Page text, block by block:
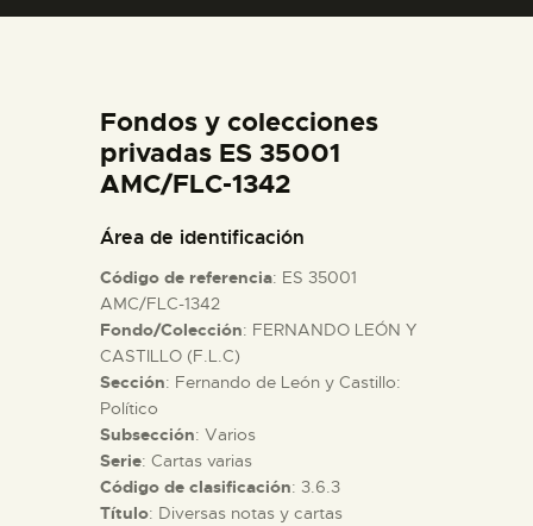
ESPAÑOL
ACTIVIDADES
█
EL MUSEO
COLECCIONES
Fondos y colecciones
privadas ES 35001
AMC/FLC-1342
Área de identificación
Código de referencia: ES 35001
AMC/FLC-1342
Fondo/Colección: FERNANDO LEÓN Y
CASTILLO (F.L.C)
Sección: Fernando de León y Castillo:
Político
Subsección: Varios
Serie: Cartas varias
Código de clasificación: 3.6.3
Título: Diversas notas y cartas